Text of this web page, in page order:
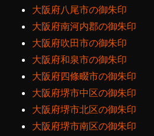
大阪府八尾市の御朱印
大阪府南河内郡の御朱印
大阪府吹田市の御朱印
大阪府和泉市の御朱印
大阪府四條畷市の御朱印
大阪府堺市中区の御朱印
大阪府堺市北区の御朱印
大阪府堺市南区の御朱印